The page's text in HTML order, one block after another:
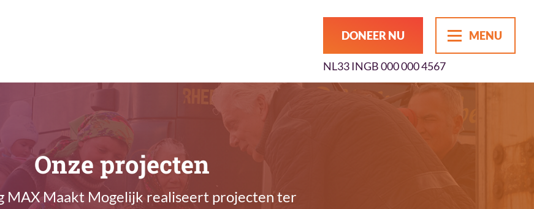
MENU
DONEER NU
NL33 INGB 000 000 4567
Onze projecten
MAX Maakt Mogelijk realiseert projecten ter